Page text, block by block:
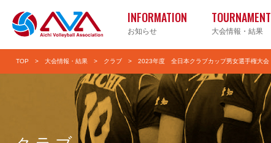
INFORMATION
お知らせ
TOURNAMENT
大会情報・結果
実業団
小学校
TOP 大会情報・結果 クラブ 2023年度 全日本クラブカップ男女選手権大会